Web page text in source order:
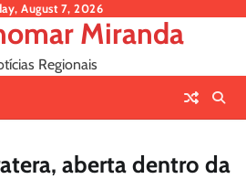
August 7, 2026
Miranda
Regionais
aberta dentro da